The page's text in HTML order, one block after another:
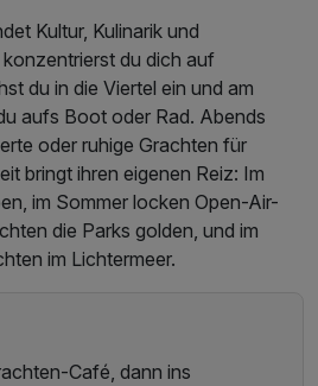
Kultur, Kulinarik und
du dich auf
du in die Viertel ein und am
aufs Boot oder Rad. Abends
oder ruhige Grachten für
bringt ihren eigenen Reiz: Im
im Sommer locken Open-Air-
die Parks golden, und im
im Lichtermeer.
Café, dann ins